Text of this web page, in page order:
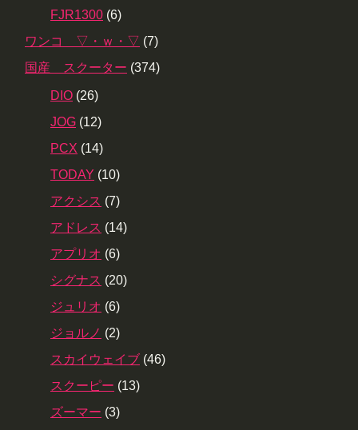
FJR1300 (6)
ワンコ ▽・ｗ・▽ (7)
国産 スクーター (374)
DIO (26)
JOG (12)
PCX (14)
TODAY (10)
アクシス (7)
アドレス (14)
アプリオ (6)
シグナス (20)
ジュリオ (6)
ジョルノ (2)
スカイウェイブ (46)
スクーピー (13)
ズーマー (3)